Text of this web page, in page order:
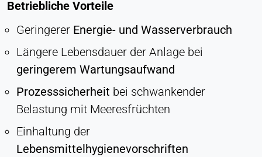
Betriebliche Vorteile
Geringerer Energie- und Wasserverbrauch
Längere Lebensdauer der Anlage bei
geringerem Wartungsaufwand
Prozesssicherheit bei schwankender
Belastung mit Meeresfrüchten
Einhaltung der
Lebensmittelhygienevorschriften